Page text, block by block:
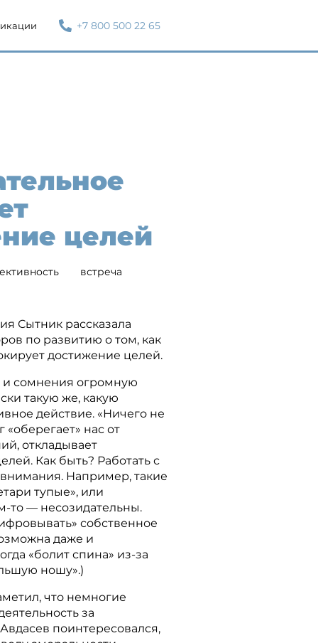
+7 800 500 22 65
целей
встреча
Сытник рассказала
по развитию о том, как
достижение целей.
и сомнения огромную
такую же, какую
действие. «Ничего не
«оберегает» нас от
откладывает
Как быть? Работать с
Например, такие
тупые», или
то — несозидательны.
собственное
даже и
«болит спина» из-за
ношу».)
что немногие
за
поинтересовался,